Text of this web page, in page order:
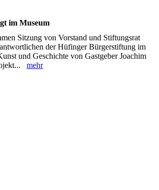
im Museum
Sitzung von Vorstand und Stiftungsrat
der Hüfinger Bürgerstiftung im
und Geschichte von Gastgeber Joachim
mehr